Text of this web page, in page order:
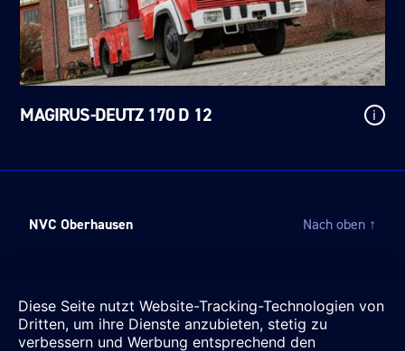
MAGIRUS-DEUTZ 170 D 12 i
NVC Oberhausen Nach oben ↑
Diese Seite nutzt Website-Tracking-Technologien von
Dritten, um ihre Dienste anzubieten, stetig zu
verbessern und Werbung entsprechend den